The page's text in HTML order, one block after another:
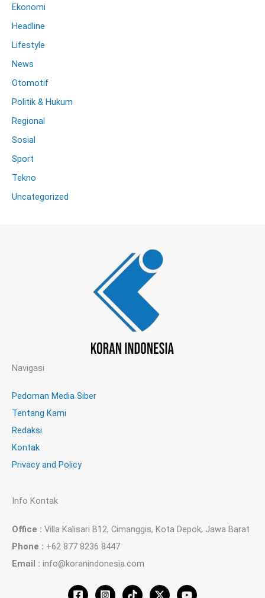
Ekonomi
Headline
Lifestyle
News
Otomotif
Politik & Hukum
Regional
Sosial
Sport
Tekno
Uncategorized
Navigasi
Pedoman Media Siber
Tentang Kami
Redaksi
Kontak
Privacy and Policy
Info Kontak
Office : Villa Kalisari B12, Cimanggis, Kota Depok, Jawa Barat
Phone : +62 877 8236 8447
Email : info@koranindonesia.com